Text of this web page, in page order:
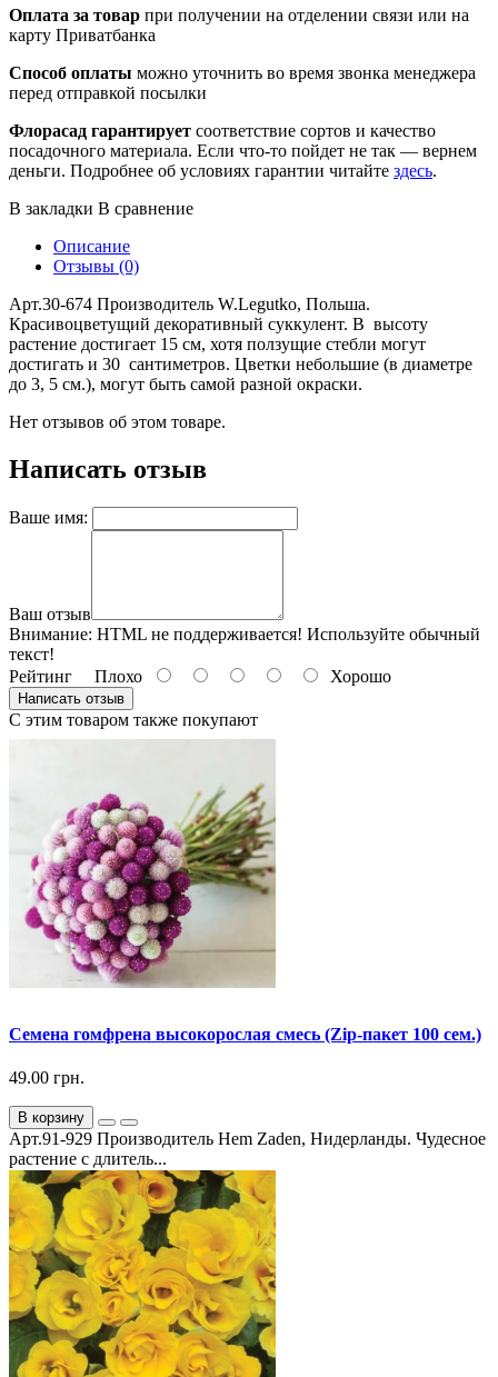
Оплата за товар при получении на отделении связи или на
карту Приватбанка
Способ оплаты можно уточнить во время звонка менеджера
перед отправкой посылки
Флорасад гарантирует соответствие сортов и качество
посадочного материала. Если что-то пойдет не так — вернем
деньги. Подробнее об условиях гарантии читайте здесь.
В закладки В сравнение
Описание
Отзывы (0)
Арт.30-674 Производитель W.Legutko, Польша.
Красивоцветущий декоративный суккулент. В высоту
растение достигает 15 см, хотя ползущие стебли могут
достигать и 30 сантиметров. Цветки небольшие (в диаметре
до 3, 5 см.), могут быть самой разной окраски.
Нет отзывов об этом товаре.
Написать отзыв
Ваше имя:
Ваш отзыв
Внимание: HTML не поддерживается! Используйте обычный
текст!
Рейтинг Плохо Хорошо
Написать отзыв
С этим товаром также покупают
Семена гомфрена высокорослая смесь (Zip-пакет 100 сем.)
49.00 грн.
В корзину
Арт.91-929 Производитель Hem Zaden, Нидерланды. Чудесное
растение с длитель...